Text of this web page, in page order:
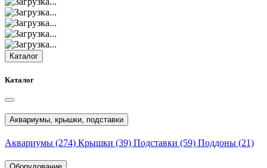
Каталог
Каталог
Аквариумы, крышки, подставки
Аквариумы (274) Крышки (39) Подставки (59) Поддоны (21)